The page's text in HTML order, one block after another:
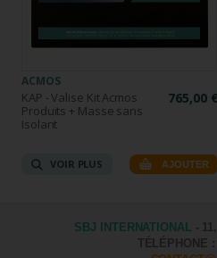
ACMOS
KAP - Valise Kit Acmos
Produits + Masse sans
Isolant
765,00 €
VOIR PLUS AJOUTER
SBJ INTERNATIONAL -
TÉLÉPHONE